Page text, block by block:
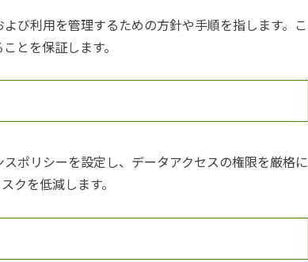
び利用を管理するための方針や手順を指します。こ
とを保証します。
ポリシーを設定し、データアクセスの権限を厳格に
クを低減します。